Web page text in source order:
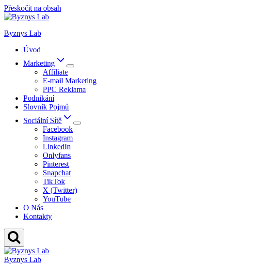
Přeskočit na obsah
Byznys Lab
Úvod
Marketing
Affiliate
E-mail Marketing
PPC Reklama
Podnikání
Slovník Pojmů
Sociální Sítě
Facebook
Instagram
LinkedIn
Onlyfans
Pinterest
Snapchat
TikTok
X (Twitter)
YouTube
O Nás
Kontakty
Byznys Lab